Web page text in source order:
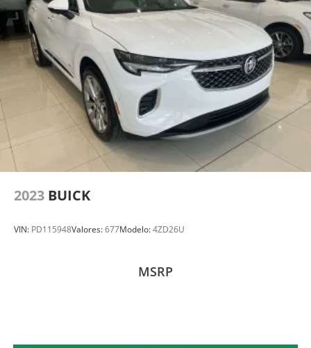
2023 BUICK
VIN: PD115948Valores:677Modelo:4ZD26U
MSRP